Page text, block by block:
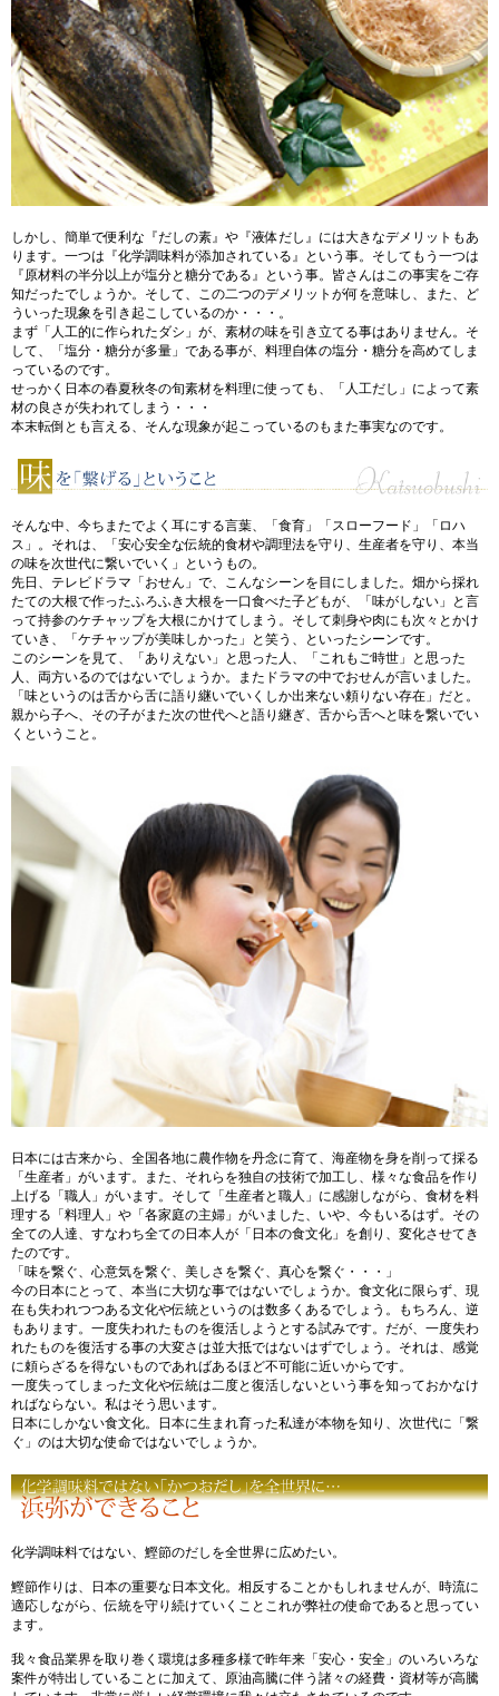
しかし、簡単で便利な『だしの素』や『液体だし』には大きなデメリットもあ
ります。一つは『化学調味料が添加されている』という事。そしてもう一つは
『原材料の半分以上が塩分と糖分である』という事。皆さんはこの事実をご存
知だったでしょうか。そして、この二つのデメリットが何を意味し、また、ど
ういった現象を引き起こしているのか・・・。
まず「人工的に作られたダシ」が、素材の味を引き立てる事はありません。そ
して、「塩分・糖分が多量」である事が、料理自体の塩分・糖分を高めてしま
っているのです。
せっかく日本の春夏秋冬の旬素材を料理に使っても、「人工だし」によって素
材の良さが失われてしまう・・・
本末転倒とも言える、そんな現象が起こっているのもまた事実なのです。
そんな中、今ちまたでよく耳にする言葉、「食育」「スローフード」「ロハ
ス」。それは、「安心安全な伝統的食材や調理法を守り、生産者を守り、本当
の味を次世代に繋いでいく」というもの。
先日、テレビドラマ「おせん」で、こんなシーンを目にしました。畑から採れ
たての大根で作ったふろふき大根を一口食べた子どもが、「味がしない」と言
って持参のケチャップを大根にかけてしまう。そして刺身や肉にも次々とかけ
ていき、「ケチャップが美味しかった」と笑う、といったシーンです。
このシーンを見て、「ありえない」と思った人、「これもご時世」と思った
人、両方いるのではないでしょうか。またドラマの中でおせんが言いました。
「味というのは舌から舌に語り継いでいくしか出来ない頼りない存在」だと。
親から子へ、その子がまた次の世代へと語り継ぎ、舌から舌へと味を繋いでい
くということ。
日本には古来から、全国各地に農作物を丹念に育て、海産物を身を削って採る
「生産者」がいます。また、それらを独自の技術で加工し、様々な食品を作り
上げる「職人」がいます。そして「生産者と職人」に感謝しながら、食材を料
理する「料理人」や「各家庭の主婦」がいました、いや、今もいるはず。その
全ての人達、すなわち全ての日本人が「日本の食文化」を創り、変化させてき
たのです。
「味を繋ぐ、心意気を繋ぐ、美しさを繋ぐ、真心を繋ぐ・・・」
今の日本にとって、本当に大切な事ではないでしょうか。食文化に限らず、現
在も失われつつある文化や伝統というのは数多くあるでしょう。もちろん、逆
もあります。一度失われたものを復活しようとする試みです。だが、一度失わ
れたものを復活する事の大変さは並大抵ではないはずでしょう。それは、感覚
に頼らざるを得ないものであればあるほど不可能に近いからです。
一度失ってしまった文化や伝統は二度と復活しないという事を知っておかなけ
ればならない。私はそう思います。
日本にしかない食文化。日本に生まれ育った私達が本物を知り、次世代に「繋
ぐ」のは大切な使命ではないでしょうか。
化学調味料ではない、鰹節のだしを全世界に広めたい。
鰹節作りは、日本の重要な日本文化。相反することかもしれませんが、時流に
適応しながら、伝統を守り続けていくことこれが弊社の使命であると思ってい
ます。
我々食品業界を取り巻く環境は多種多様で昨年来「安心・安全」のいろいろな
案件が特出していることに加えて、原油高騰に伴う諸々の経費・資材等が高騰